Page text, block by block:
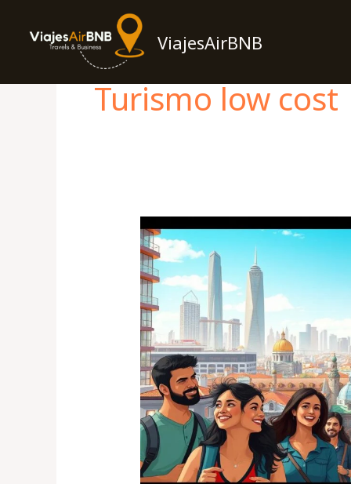
ViajesAirBNB
Turismo low cost
10
Tips
para
viajar
con
poco
presupuesto
en
2024